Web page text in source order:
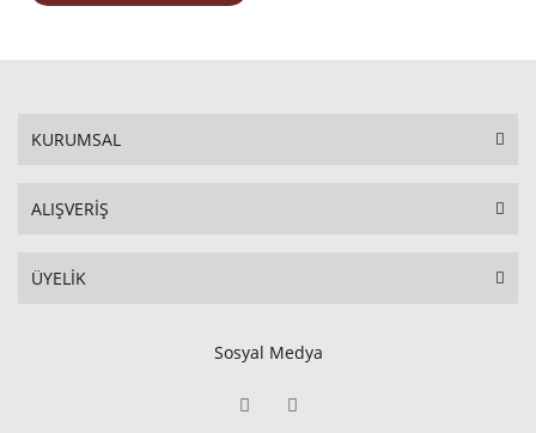
KURUMSAL
ALIŞVERİŞ
ÜYELİK
Sosyal Medya